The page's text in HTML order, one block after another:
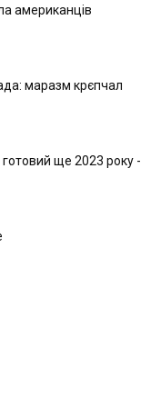
американців
маразм крєпчал
ще 2023 року -